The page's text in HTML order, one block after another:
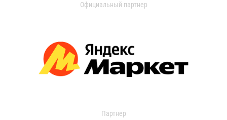
Официальный партнер
Партнер